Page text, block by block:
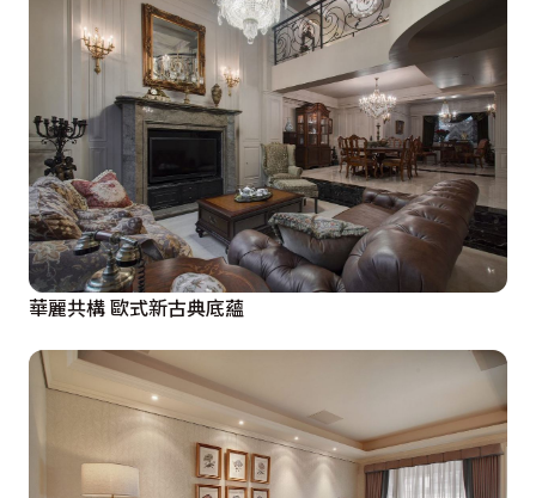
華麗共構 歐式新古典底蘊